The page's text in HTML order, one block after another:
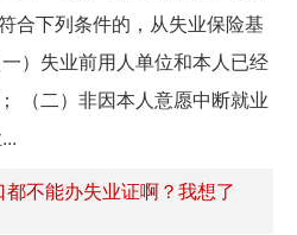
合下列条件的，从失业保险基
）失业前用人单位和本人已经
（二）非因本人意愿中断就业
不能办失业证啊？我想了